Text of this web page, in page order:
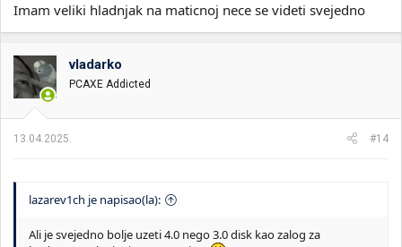
Imam veliki hladnjak na maticnoj nece se videti svejedno
vladarko
PCAXE Addicted
13.04.2025. #14
lazarev1ch je napisao(la):
Ali je svejedno bolje uzeti 4.0 nego 3.0 disk kao zalog za